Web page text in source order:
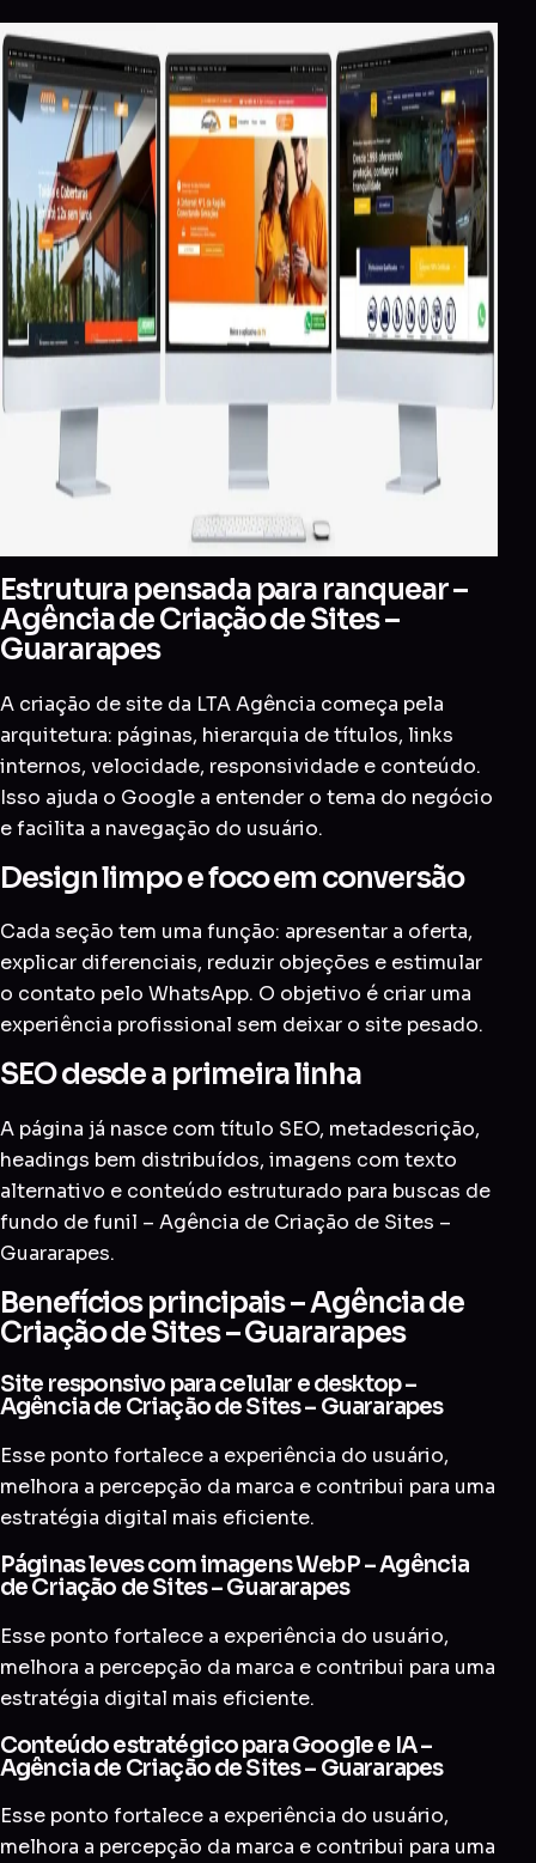
Estrutura pensada para ranquear –
Agência de Criação de Sites –
Guararapes
A criação de site da LTA Agência começa pela
arquitetura: páginas, hierarquia de títulos, links
internos, velocidade, responsividade e conteúdo.
Isso ajuda o Google a entender o tema do negócio
e facilita a navegação do usuário.
Design limpo e foco em conversão
Cada seção tem uma função: apresentar a oferta,
explicar diferenciais, reduzir objeções e estimular
o contato pelo WhatsApp. O objetivo é criar uma
experiência profissional sem deixar o site pesado.
SEO desde a primeira linha
A página já nasce com título SEO, metadescrição,
headings bem distribuídos, imagens com texto
alternativo e conteúdo estruturado para buscas de
fundo de funil – Agência de Criação de Sites –
Guararapes.
Benefícios principais – Agência de
Criação de Sites – Guararapes
Site responsivo para celular e desktop –
Agência de Criação de Sites – Guararapes
Esse ponto fortalece a experiência do usuário,
melhora a percepção da marca e contribui para uma
estratégia digital mais eficiente.
Páginas leves com imagens WebP – Agência
de Criação de Sites – Guararapes
Esse ponto fortalece a experiência do usuário,
melhora a percepção da marca e contribui para uma
estratégia digital mais eficiente.
Conteúdo estratégico para Google e IA –
Agência de Criação de Sites – Guararapes
Esse ponto fortalece a experiência do usuário,
melhora a percepção da marca e contribui para uma